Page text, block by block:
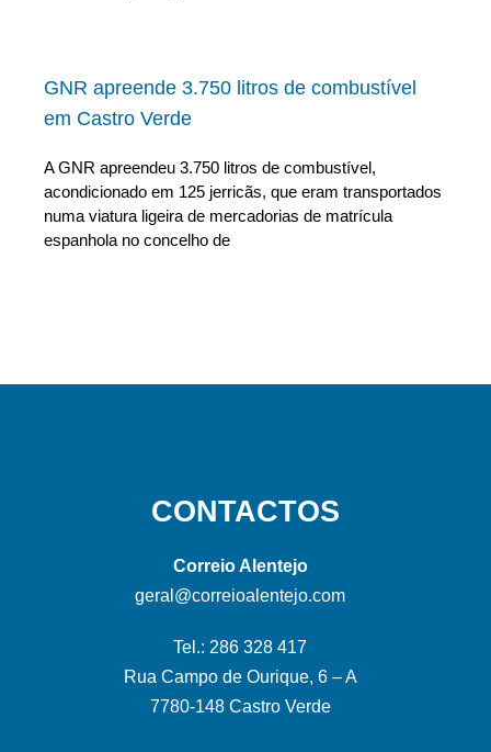
GNR apreende 3.750 litros de combustível
em Castro Verde
A GNR apreendeu 3.750 litros de combustível,
acondicionado em 125 jerricãs, que eram transportados
numa viatura ligeira de mercadorias de matrícula
espanhola no concelho de
CONTACTOS
Correio Alentejo
geral@correioalentejo.com
Tel.: 286 328 417
Rua Campo de Ourique, 6 – A
7780-148 Castro Verde